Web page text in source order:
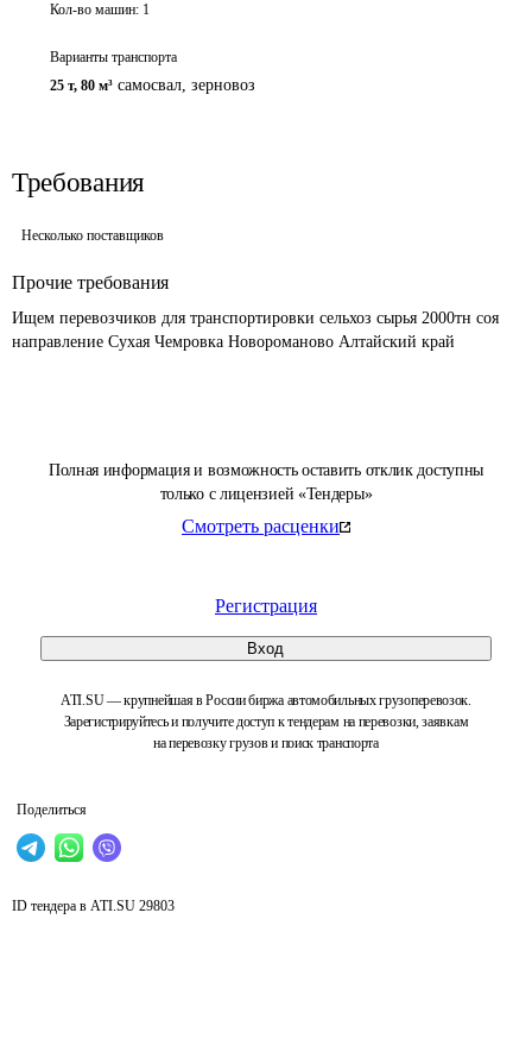
Полная информация и возможность оставить отклик доступны
только с лицензией «Тендеры»
Смотреть расценки
Регистрация
Вход
ATI.SU — крупнейшая в России биржа автомобильных грузоперевозок.
Зарегистрируйтесь и получите доступ к тендерам на перевозки, заявкам
на перевозку грузов и поиск транспорта
Поделиться
Кол-во машин: 1
Варианты транспорта
25 т, 80 м³ самосвал, зерновоз
Требования
Несколько поставщиков
Прочие требования
Ищем перевозчиков для транспортировки сельхоз сырья 2000тн соя
направление Сухая Чемровка Новороманово Алтайский край
ID тендера в ATI.SU 29803